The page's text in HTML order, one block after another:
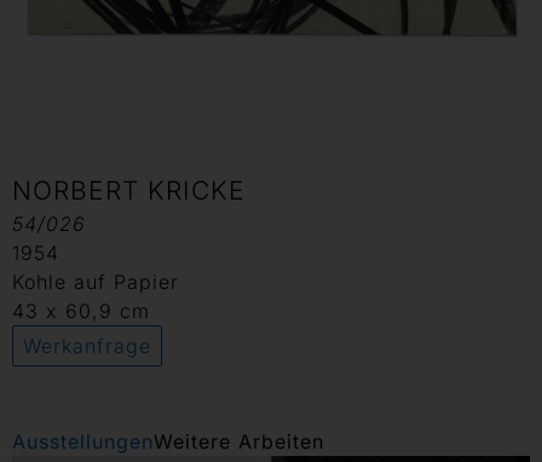
NORBERT KRICKE
54/026
1954
Kohle auf Papier
43 x 60,9 cm
Werkanfrage
AusstellungenWeitere Arbeiten